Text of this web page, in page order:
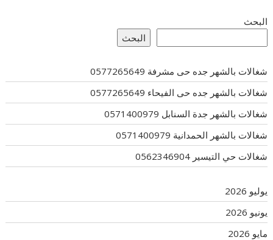
البحث
البحث
شغالات بالشهر جده حى مشرفة 0577265649
شغالات بالشهر جده حى الفيحاء 0577265649
شغالات بالشهر جدة السنابل 0571400979
شغالات بالشهر الحمدانية 0571400979
شغالات حي التيسير 0562346904
يوليو 2026
يونيو 2026
مايو 2026